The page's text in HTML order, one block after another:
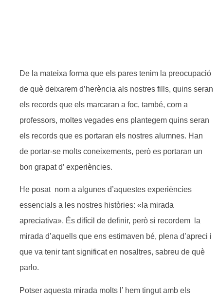
De la mateixa forma que els pares tenim la preocupació
de què deixarem d’herència als nostres fills, quins seran
els records que els marcaran a foc, també, com a
professors, moltes vegades ens plantegem quins seran
els records que es portaran els nostres alumnes. Han
de portar-se molts coneixements, però es portaran un
bon grapat d’ experiències.
He posat nom a algunes d’aquestes experiències
essencials a les nostres històries: «la mirada
apreciativa». És difícil de definir, però si recordem la
mirada d’aquells que ens estimaven bé, plena d’apreci i
que va tenir tant significat en nosaltres, sabreu de què
parlo.
Potser aquesta mirada molts l’ hem tingut amb els